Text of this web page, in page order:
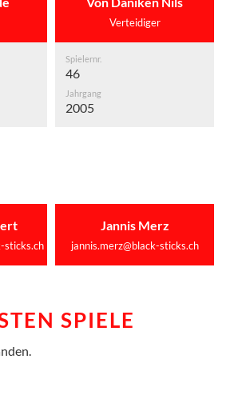
Verteidiger
Spielernr.
46
Jahrgang
2005
sticks.ch
Jannis Merz
jannis.merz@black-sticks.ch
SPIELE